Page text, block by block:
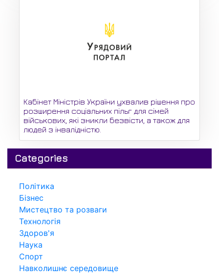
Кабінет Міністрів України ухвалив рішення про
розширення соціальних пільг для сімей
військових, які зникли безвісти, а також для
людей з інвалідністю.
Categories
Політика
Бізнес
Мистецтво та розваги
Технологія
Здоров'я
Наука
Спорт
Навколишнє середовище